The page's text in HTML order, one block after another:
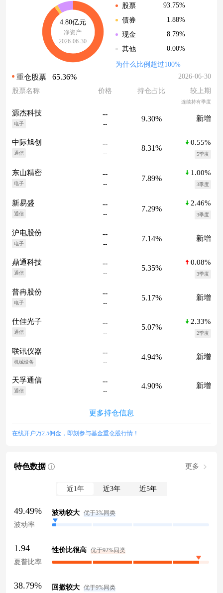
4.80亿元
净资产
2026-06-30
股票
93.75%
债券
1.88%
现金
8.79%
其他
0.00%
为什么比例超过100%
重仓股票 65.36%
2026-06-30
股票名称
价格 持仓占比 较上期
连续持有季度
源杰科技
电子
--
--
9.30% 新增
中际旭创
通信
--
--
8.31%
0.55%
5季度
东山精密
电子
--
--
7.89%
1.00%
3季度
新易盛
通信
--
--
7.29%
2.46%
3季度
沪电股份
电子
--
--
7.14% 新增
鼎通科技
通信
--
--
5.35%
0.08%
3季度
普冉股份
电子
--
--
5.17% 新增
仕佳光子
通信
--
--
5.07%
2.33%
2季度
联讯仪器
机械设备
--
--
4.94% 新增
天孚通信
通信
--
--
4.90% 新增
更多持仓信息
在线开户万2.5佣金，即刻参与基金重仓股行情！
特色数据 更多
近1年 近3年 近5年
49.49%
波动率
波动较大 优于3%同类
1.94
夏普比率
性价比很高 优于92%同类
38.79% 回撤较大 优于9%同类